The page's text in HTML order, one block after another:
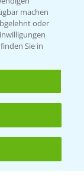
machen
oder
Sie in